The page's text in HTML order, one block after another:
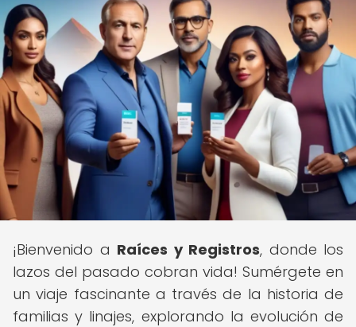
¡Bienvenido a Raíces y Registros, donde los
lazos del pasado cobran vida! Sumérgete en
un viaje fascinante a través de la historia de
familias y linajes, explorando la evolución de